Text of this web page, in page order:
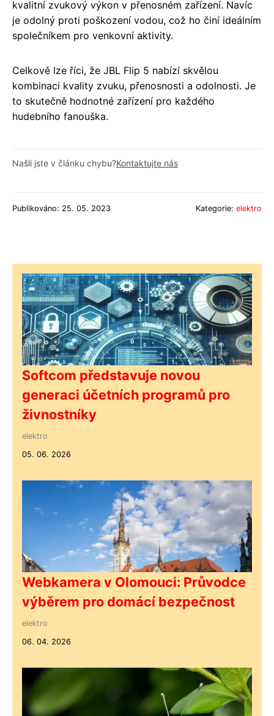
kvalitní zvukový výkon v přenosném zařízení. Navíc
je odolný proti poškození vodou, což ho činí ideálním
společníkem pro venkovní aktivity.
Celkově lze říci, že JBL Flip 5 nabízí skvělou
kombinaci kvality zvuku, přenosnosti a odolnosti. Je
to skutečně hodnotné zařízení pro každého
hudebního fanouška.
Našli jste v článku chybu?Kontaktujte nás
Publikováno: 25. 05. 2023 Kategorie: elektro
Softcom představuje novou
generaci účetních programů pro
živnostníky
elektro
05. 06. 2026
Webkamera v Olomouci: Průvodce
výběrem pro domácí bezpečnost
elektro
06. 04. 2026